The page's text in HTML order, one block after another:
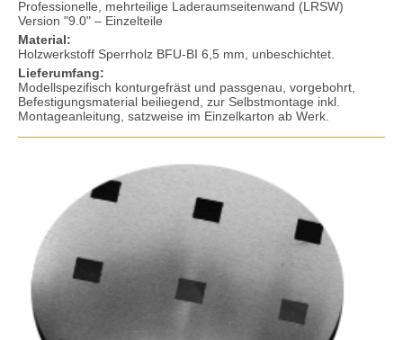
Professionelle, mehrteilige Laderaumseitenwand (LRSW)
Version "9.0" – Einzelteile
Material:
Holzwerkstoff Sperrholz BFU-BI 6,5 mm, unbeschichtet.
Lieferumfang:
Modellspezifisch konturgefräst und passgenau, vorgebohrt,
Befestigungsmaterial beiliegend, zur Selbstmontage inkl.
Montageanleitung, satzweise im Einzelkarton ab Werk.